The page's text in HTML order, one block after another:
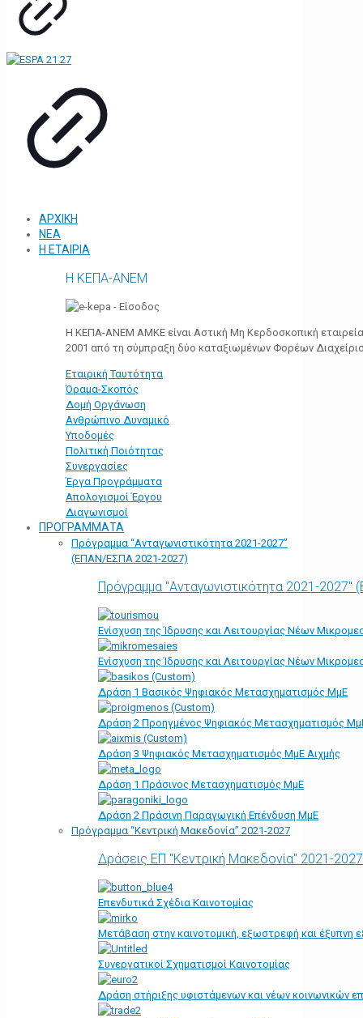
ΑΡΧΙΚΗ
ΝΕΑ
Η ΕΤΑΙΡΙΑ
Η ΚΕΠΑ-ΑΝΕΜ
Η ΚΕΠΑ-ΑΝΕΜ ΑΜΚΕ είναι Αστική Μη Κερδοσκοπική
2001 από τη σύμπραξη δύο καταξιωμένων Φορέων
Εταιρική Ταυτότητα
Όραμα-Σκοπός
Δομή Οργάνωση
Ανθρώπινο Δυναμικό
Υποδομές
Πολιτική Ποιότητας
Συνεργασίες
Έργα Προγράμματα
Απολογισμοί Έργου
Διαγωνισμοί
ΠΡΟΓΡΑΜΜΑΤΑ
Πρόγραμμα “Ανταγωνιστικότητα 2021-2027”
(ΕΠΑΝ/ΕΣΠΑ 2021-2027)
Πρόγραμμα "Ανταγωνιστικότητα 2021-
Ενίσχυση της Ίδρυσης και Λειτουργίας Νέων
Ενίσχυση της Ίδρυσης και Λειτουργίας Νέων
Δράση 1 Βασικός Ψηφιακός Μετασχηματισμός ΜμΕ
Δράση 2 Προηγμένος Ψηφιακός Μετασχηματισμός
Δράση 3 Ψηφιακός Μετασχηματισμός ΜμΕ Αιχμής
Δράση 1 Πράσινος Μετασχηματισμός ΜμΕ
Δράση 2 Πράσινη Παραγωγική Επένδυση ΜμΕ
Πρόγραμμα “Κεντρική Μακεδονία” 2021-2027
Δράσεις ΕΠ "Κεντρική Μακεδονία" 2021-2027
Επενδυτικά Σχέδια Καινοτομίας
Μετάβαση στην καινοτομική, εξωστρεφή και έξυπνη
Συνεργατικοί Σχηματισμοί Καινοτομίας
Δράση στήριξης υφιστάμενων και νέων κοινωνικών